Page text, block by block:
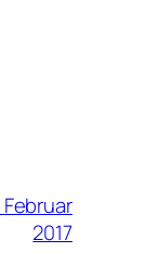
Februar
2017